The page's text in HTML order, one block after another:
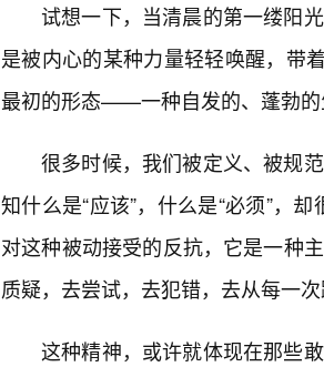
试想一下，当清晨的第一缕阳
是被内心的某种力量轻轻唤醒，带
最初的形态——一种自发的、蓬勃的
很多时候，我们被定义、被规
知什么是“应该”，什么是“必须”，
对这种被动接受的反抗，它是一种
质疑，去尝试，去犯错，去从每一
这种精神，或许就体现在那些